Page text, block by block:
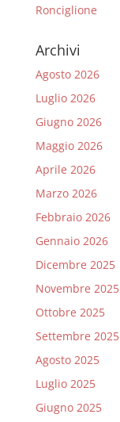
Ronciglione
Archivi
Agosto 2026
Luglio 2026
Giugno 2026
Maggio 2026
Aprile 2026
Marzo 2026
Febbraio 2026
Gennaio 2026
Dicembre 2025
Novembre 2025
Ottobre 2025
Settembre 2025
Agosto 2025
Luglio 2025
Giugno 2025